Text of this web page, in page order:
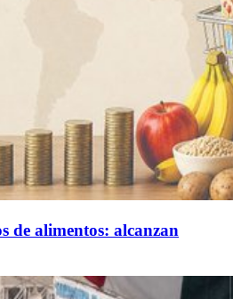
de alimentos: alcanzan